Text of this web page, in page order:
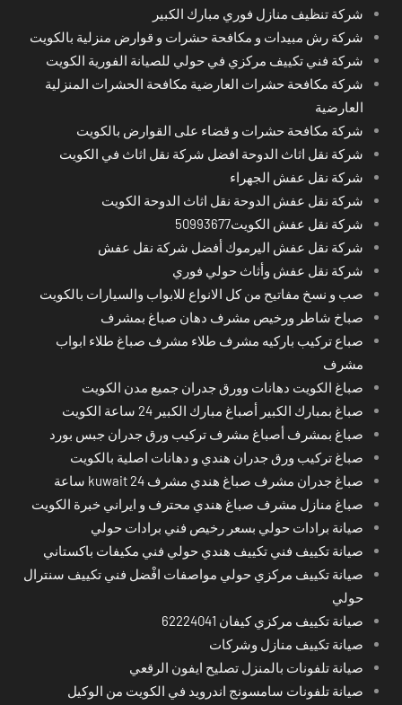
شركة تنظيف منازل فوري مبارك الكبير
شركة رش مبيدات و مكافحة حشرات و قوارض منزلية بالكويت
شركة فني تكييف مركزي في حولي للصيانة الفورية الكويت
شركة مكافحة حشرات العارضية مكافحة الحشرات المنزلية
العارضية
شركة مكافحة حشرات و قضاء على القوارض بالكويت
شركة نقل اثاث الدوحة افضل شركة نقل اثاث في الكويت
شركة نقل عفش الجهراء
شركة نقل عفش الدوحة نقل اثاث الدوحة الكويت
شركة نقل عفش الكويت50993677
شركة نقل عفش اليرموك أفضل شركة نقل عفش
شركة نقل عفش وأثاث حولي فوري
صب و نسخ مفاتيح من كل الانواع للابواب والسيارات بالكويت
صباخ شاطر ورخيص مشرف دهان صباغ بمشرف
صباع تركيب باركيه مشرف طلاء مشرف صباغ طلاء ابواب
مشرف
صباغ الكويت دهانات وورق جدران جميع مدن الكويت
صباغ بمبارك الكبير أصباغ مبارك الكبير 24 ساعة الكويت
صباغ بمشرف أصباغ مشرف تركيب ورق جدران جبس بورد
صباغ تركيب ورق جدران هندي و دهانات اصلية بالكويت
صباغ جدران مشرف صباغ هندي مشرف kuwait 24 ساعة
صباغ منازل مشرف صباغ هندي محترف و ايراني خبرة الكويت
صيانة برادات حولي بسعر رخيص فني برادات حولي
صيانة تكييف فني تكييف هندي حولي فني مكيفات باكستاني
صيانة تكييف مركزي حولي مواصفات افْضل فني تكييف سنترال
حولي
صيانة تكييف مركزي كيفان 62224041
صيانة تكييف منازل وشركات
صيانة تلفونات بالمنزل تصليح ايفون الرقعي
صيانة تلفونات سامسونج اندرويد في الكويت من الوكيل